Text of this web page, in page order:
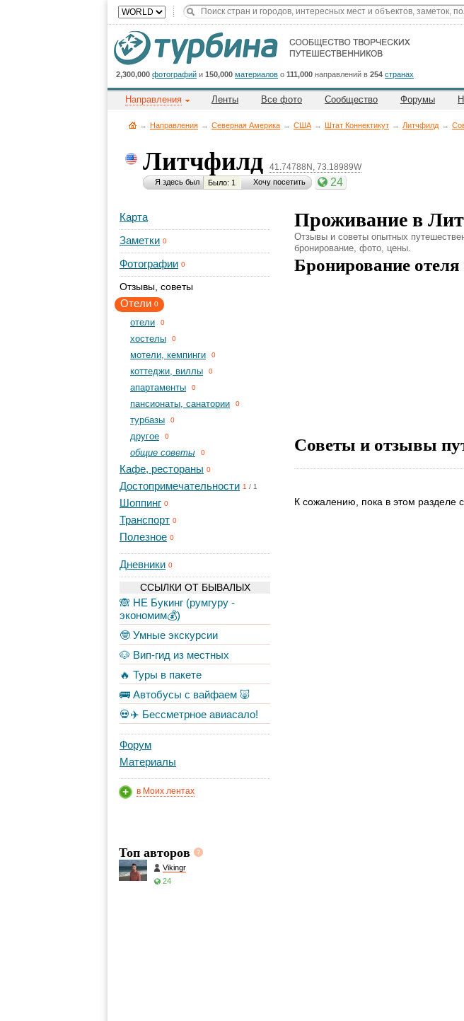
2,300,000 фотографий и 150,000 материалов о 111,000 направлений в 254 странах
Направления Ленты Все фото Сообщество Форумы
→ Направления → Северная Америка → CША → Штат Коннектикут → Литчфилд →
Литчфилд 41.74788N, 73.18989W
Я здесь был Было: 1 Хочу посетить 24
Карта
Заметки 0
Фотографии 0
Отзывы, советы
Отели 0
отели 0
хостелы 0
мотели, кемпинги 0
коттеджи, виллы 0
апартаменты 0
пансионаты, санатории 0
турбазы 0
другое 0
общие советы 0
Кафе, рестораны 0
Достопримечательности 1 / 1
Шоппинг 0
Транспорт 0
Полезное 0
Дневники 0
ССЫЛКИ ОТ БЫВАЛЫХ
🙈 НЕ Букинг (румгуру -
экономим💰)
🤓 Умные экскурсии
🐶 Вип-гид из местных
🔥 Туры в пакете
🚌 Автобусы с вайфаем 🐷
💀✈️ Бессметрное авиасало!
Форум
Материалы
в Моих лентах
Топ авторов
Vikingr
24
Проживание в
Отзывы и советы опытных
бронирование, фото, цены.
Бронирование
Советы и отзывы
К сожалению, пока в этом разделе